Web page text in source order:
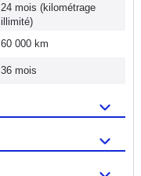
24 mois (kilométrage
illimité)
60 000 km
36 mois